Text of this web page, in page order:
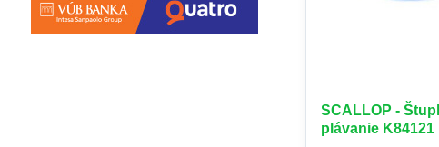
SCALLOP -
plávanie K84121